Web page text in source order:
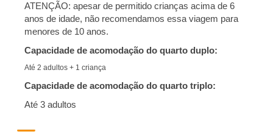
ATENÇÃO: apesar de permitido crianças acima de 6
anos de idade, não recomendamos essa viagem para
menores de 10 anos.
Capacidade de acomodação do quarto duplo:
Até 2 adultos + 1 criança
Capacidade de acomodação do quarto triplo:
Até 3 adultos